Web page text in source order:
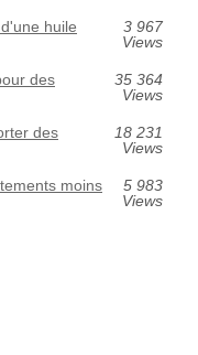
huile
3 967
Views
des
35 364
Views
des
18 231
Views
moins
5 983
Views